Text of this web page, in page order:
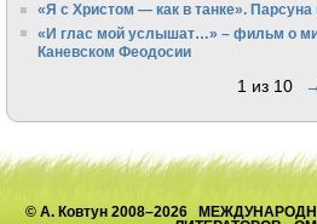
«Я с Христом — как в танке».
«И глас мой услышат…» – фильм о
Каневском Феодосии
1 из 10 →
© А. Ковтун 2008–2026